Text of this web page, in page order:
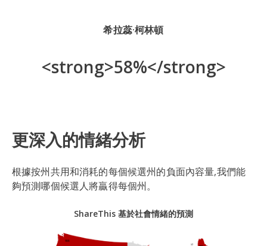
希拉蕊·柯林頓
<strong>58%</strong>
更深入的情緒分析
根據按州共用和消耗的每個候選州的負面內容量,我們能
夠預測哪個候選人將贏得每個州。
ShareThis 基於社會情緒的預測